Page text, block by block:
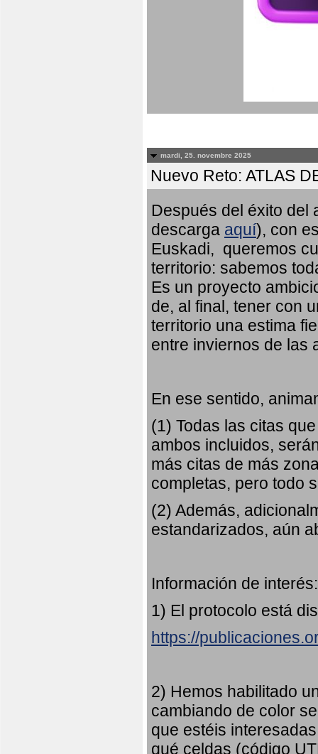
mardi, 25. novembre 2025
Nuevo Reto: ATLAS
Después del éxito del
descarga aquí), con
Euskadi, queremos
territorio: sabemos
Es un proyecto
de, al final, tener con
territorio una estima
entre inviernos de las
En ese sentido,
(1) Todas las citas
ambos incluidos,
más citas de más
completas, pero todo
(2) Además,
estandarizados, aún
Información de interés:
1) El protocolo está
https://
2) Hemos habilitado
cambiando de color
que estéis
qué celdas (código